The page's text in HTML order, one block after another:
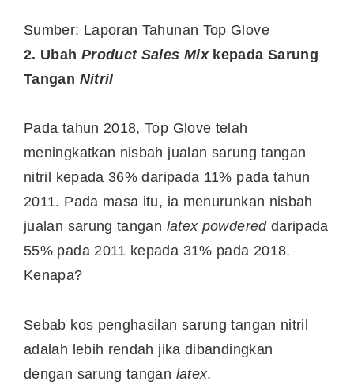
Sumber: Laporan Tahunan Top Glove
2. Ubah Product Sales Mix kepada Sarung
Tangan Nitril
Pada tahun 2018, Top Glove telah
meningkatkan nisbah jualan sarung tangan
nitril kepada 36% daripada 11% pada tahun
2011. Pada masa itu, ia menurunkan nisbah
jualan sarung tangan latex powdereddaripada
55% pada 2011 kepada 31% pada 2018.
Kenapa?
Sebab kos penghasilan sarung tangan nitril
adalah lebih rendah jika dibandingkan
dengan sarung tangan latex.